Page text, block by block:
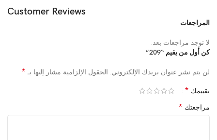
Customer Reviews
المراجعات
لا توجد مراجعات بعد.
كن أول من يقيم “209”
لن يتم نشر عنوان بريدك الإلكتروني. الحقول الإلزامية مشار إليها بـ *
تقييمك *
مراجعتك *